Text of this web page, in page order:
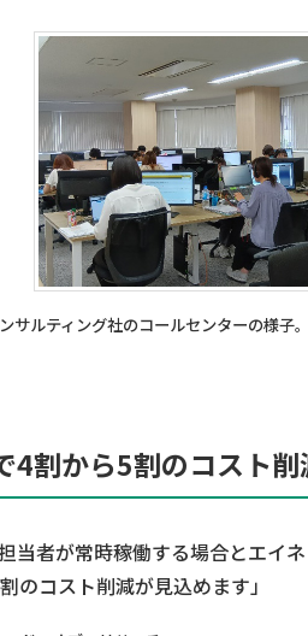
サルティング社のコールセンターの様子
4割から5割のコスト削
当者が常時稼働する場合とエイ
のコスト削減が見込めます」